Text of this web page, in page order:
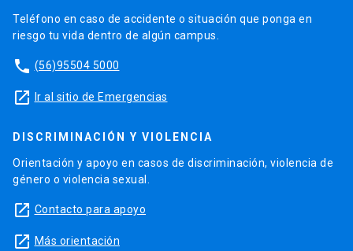
Teléfono en caso de accidente o situación que ponga en
riesgo tu vida dentro de algún campus.
phone (56)95504 5000
launch Ir al sitio de Emergencias
DISCRIMINACIÓN Y VIOLENCIA
Orientación y apoyo en casos de discriminación, violencia de
género o violencia sexual.
launch Contacto para apoyo
launch Más orientación